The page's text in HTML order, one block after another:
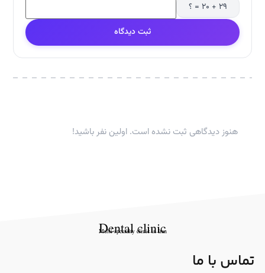
ثبت دیدگاه
۲۹ + ۲۰ = ؟
هنوز دیدگاهی ثبت نشده است. اولین نفر باشید!
Dental clinic
Multi-specialty clinic in Iran
تماس با ما